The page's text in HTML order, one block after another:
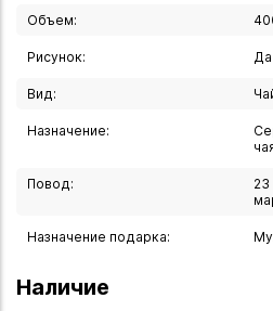
- чёткие линии и проработка
- устойчивое покрытие -
правильном уходе.
Используйте кружку для:
- сервировки стола во
- дополнения коллекции
- создания тематического
Объем:
Рисунок: Да
Вид:
Назначение:
Повод:
Назначение подарка:
Наличие